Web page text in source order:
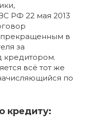
РФ 22 мая 2013
прекращенным в
за
кредитором.
всё тот же
по
кредиту: